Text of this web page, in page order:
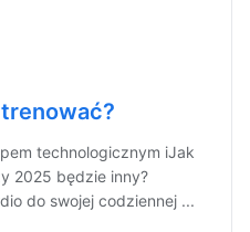
technologicznym iJak
2025 będzie inny?
do swojej codziennej ...